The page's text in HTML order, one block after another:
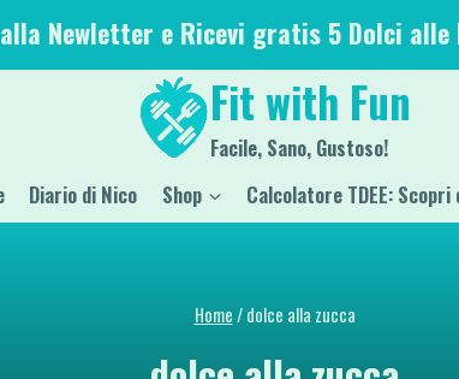
Newletter e Ricevi gratis 5 Dolci alle
Fit with Fun
Facile, Sano, Gustoso!
Diario di Nico Shop Calcolatore TDEE:
Home/ dolce alla zucca